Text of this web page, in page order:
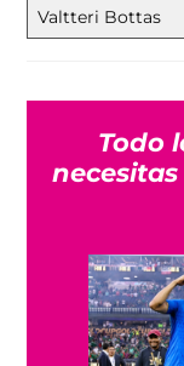
Valtteri Bottas
Todo